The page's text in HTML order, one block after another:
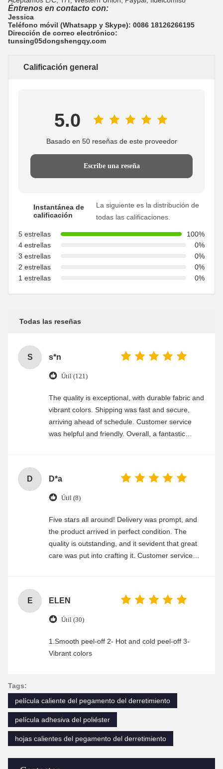
Éntrenos en contacto con:
Jessica
Teléfono móvil (Whatsapp y Skype): 0086 18126266195
Dirección de correo electrónico:
tunsing05dongshengqy.com
Calificación general
5.0
Basado en 50 reseñas de este proveedor
Escribe una reseña
Instantánea de
calificación
La siguiente es la distribución de
todas las calificaciones.
5 estrellas
100%
4 estrellas
0%
3 estrellas
0%
2 estrellas
0%
1 estrellas
0%
Todas las reseñas
S s*n
Útil (121)
The quality is exceptional, with durable fabric and
vibrant colors. Shipping was fast and secure,
arriving ahead of schedule. Customer service
was helpful and friendly. Overall, a fantastic
D D*a
Útil (8)
Five stars all around! Delivery was prompt, and
the product arrived in perfect condition. The
quality is outstanding, and it sevident that great
care was put into crafting it. Customer service
E ELEN
Útil (30)
1.Smooth peel-off 2- Hot and cold peel-off 3-
Vibrant colors
Tags:
película caliente del pegamento del derretimiento
película adhesiva del poliéster
hojas calientes del pegamento del derretimiento